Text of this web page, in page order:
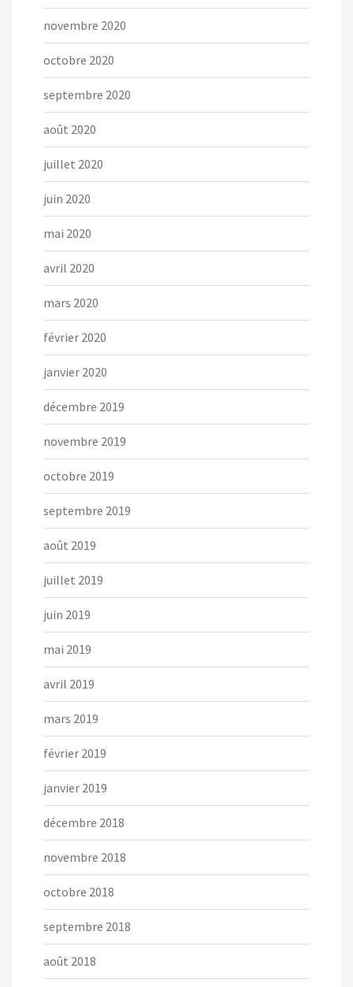
novembre 2020
octobre 2020
septembre 2020
août 2020
juillet 2020
juin 2020
mai 2020
avril 2020
mars 2020
février 2020
janvier 2020
décembre 2019
novembre 2019
octobre 2019
septembre 2019
août 2019
juillet 2019
juin 2019
mai 2019
avril 2019
mars 2019
février 2019
janvier 2019
décembre 2018
novembre 2018
octobre 2018
septembre 2018
août 2018